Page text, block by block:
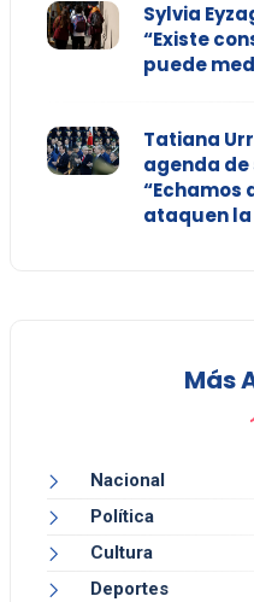
Sylvia
“Existe
puede
Tatiana
agenda
“Echamos
ataquen
Más
Nacional
Política
Cultura
Deportes